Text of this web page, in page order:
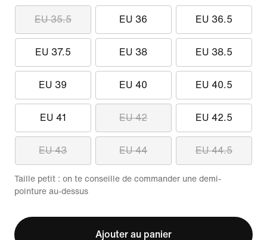
EU 35.5 EU 36 EU 36.5
EU 37.5 EU 38 EU 38.5
EU 39 EU 40 EU 40.5
EU 41 EU 42 EU 42.5
EU 43 EU 44 EU 44.5
Taille petit : on te conseille de commander une demi-
pointure au-dessus
Ajouter au panier